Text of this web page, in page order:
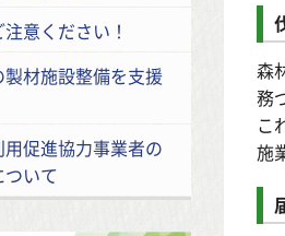
意ください！
材施設整備を支援
促進協力事業者の
いて
森
務
こ
施